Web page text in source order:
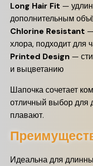
Long Hair Fit —
дополнительным
Chlorine Resistant
хлора, подходит для
Printed Design —
и выцветанию
Шапочка сочетает
отличный выбор для
плавают.
Идеальна для